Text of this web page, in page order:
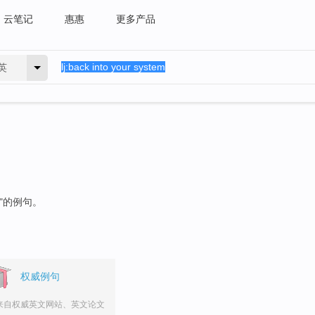
云笔记 惠惠 更多产品
"的例句。
权威例句
自权威英文网站、英文论文